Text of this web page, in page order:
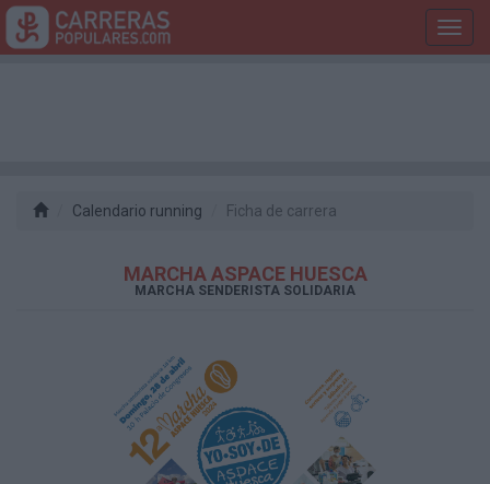
Calendario running Ficha de carrera
MARCHA ASPACE HUESCA
MARCHA SENDERISTA SOLIDARIA